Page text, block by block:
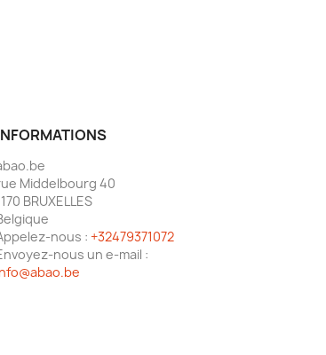
Middelbourg 40
BRUXELLES
nous : +32479371072
nous un e-mail :